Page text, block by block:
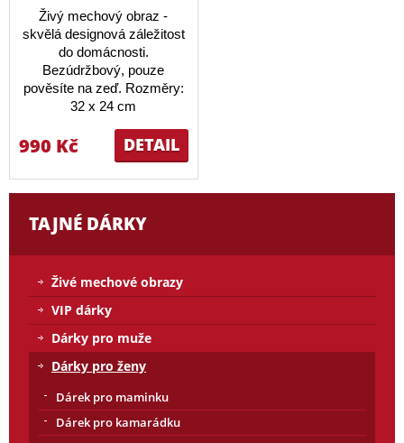
Živý mechový obraz -
skvělá designová záležitost
do domácnosti.
Bezúdržbový, pouze
pověsíte na zeď. Rozměry:
32 x 24 cm
DETAIL
990 Kč
TAJNÉ DÁRKY
Živé mechové obrazy
VIP dárky
Dárky pro muže
Dárky pro ženy
Dárek pro maminku
Dárek pro kamarádku